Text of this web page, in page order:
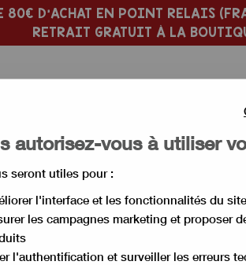
D'ACHAT EN POINT RELAIS
RETRAIT GRATUIT À LA
de bûche en plastique 29 cm
autorisez-vous à utiliser
seront utiles pour :
l'interface et les fonctionnalités du site
les campagnes marketing et proposer
l'authentification et surveiller les erreurs